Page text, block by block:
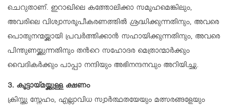
ചെറുതാണ്. ഇറാഖിലെ കത്തോലിക്കാ സമൂഹമെങ്കിലും,
അവരിലെ വിശ്വാസരൂപീകരണത്തിൽ ശ്രദ്ധിക്കുന്നതിനും, അവരെ
പൊതുനന്മയ്ക്കായി പ്രവർത്തിക്കാൻ സഹായിക്കുന്നതിനും, അവരെ
പിന്തുണയ്ക്കുന്നതിനും തന്‍റെ സഹോദര മെത്രാന്മാർക്കും
വൈദികർക്കും പാപ്പാ നന്ദിയും അഭിനന്ദനവും അറിയിച്ചു.
3. കൂട്ടായ്മയ്ക്കുള്ള ക്ഷണം
ക്രിസ്തു സ്നേഹം, എല്ലാവിധ സ്വാർത്ഥതയേയും മത്സരങ്ങളേയും